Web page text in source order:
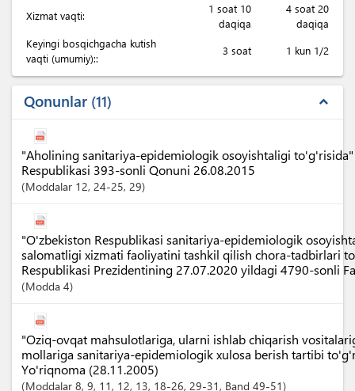
Xizmat vaqti:
1 soat 10
daqiqa
4 soat 20
daqiqa
Keyingi bosqichgacha kutish
vaqti (umumiy)::
3 soat 1 kun 1/2
Qonunlar 11 expand_less
"Aholining sanitariya-epidemiologik osoyishtaligi
Respublikasi 393-sonli Qonuni 26.08.2015
Moddalar 12, 24-25, 29
"O'zbekiston Respublikasi sanitariya-epidemiologik
salomatligi xizmati faoliyatini tashkil qilish chora-tadbirlari
Respublikasi Prezidentining 27.07.2020 yildagi 4790-sonli
Modda 4
"Oziq-ovqat mahsulotlariga, ularni ishlab chiqarish
mollariga sanitariya-epidemiologik xulosa berish tartibi
Yo'riqnoma (28.11.2005)
Moddalar 8, 9, 11 , 12, 13, 18-26, 29-31 , Band 49-51